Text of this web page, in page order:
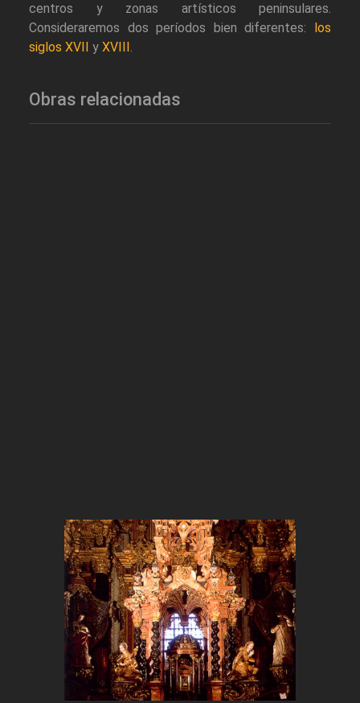
centros y zonas artísticos peninsulares.
Consideraremos dos períodos bien diferentes:
los
siglos XVII
y XVIII .
Obras relacionadas